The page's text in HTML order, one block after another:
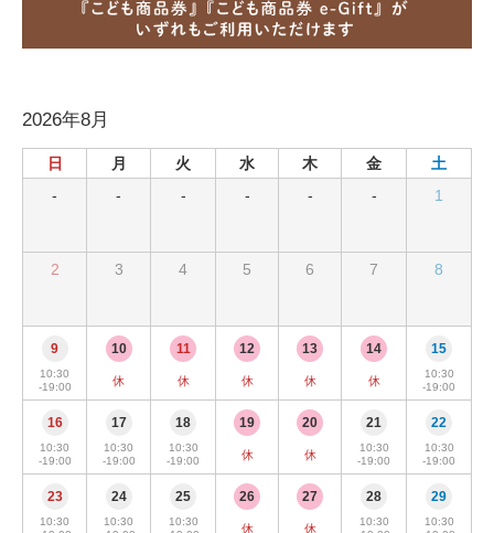
2026年8月
日 月 火 水 木 金
土
-
- - - - - 1
2 3 4 5 6 7 8
9
10:30
-19:00
10
休
11
休
12
休
13
休
14
休
15
10:30
-19:00
16
10:30
-19:00
17
10:30
-19:00
18
10:30
-19:00
19
休
20
休
21
10:30
-19:00
22
10:30
-19:00
23
10:30
24
10:30
25
10:30
26
休
27
休
28
10:30
29
10:30